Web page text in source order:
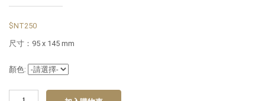
$NT250
尺寸：95 x 145 mm
顏色: